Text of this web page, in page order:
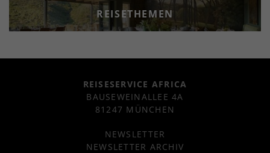
REISETHEMEN
REISESERVICE AFRICA
BAUSEWEINALLEE 4A
81247 MÜNCHEN
NEWSLETTER
NEWSLETTER ARCHIV